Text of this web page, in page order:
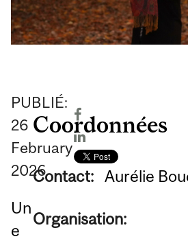
PUBLIÉ:
26
February
2026
Un
e
Coordonnées
Contact: Aurélie
Organisation: